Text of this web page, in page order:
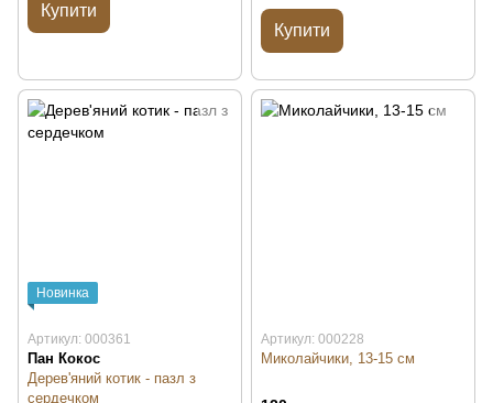
Купити
Купити
Новинка
Артикул: 000361
Пан Кокос
Дерев'яний котик - пазл з
сердечком
Артикул: 000228
Миколайчики, 13-15 см